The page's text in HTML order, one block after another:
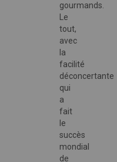
gourmands.
Le
tout,
avec
la
facilité
déconcertante
qui
a
fait
le
succès
mondial
de